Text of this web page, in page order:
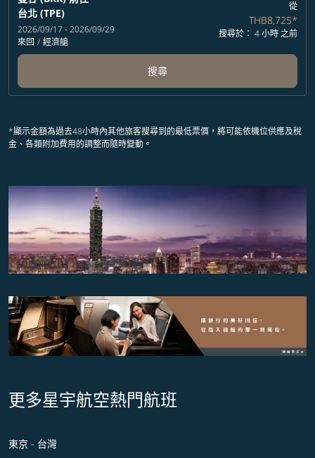
台北 (TPE)
2026/09/17 - 2026/09/29
來回 / 經濟艙
從
THB8,725*
搜尋於： 4 小時 之前
搜尋
*顯示金額為過去48小時內其他旅客搜尋到的最低票價，將可能依機位供應及稅
金、各類附加費用的調整而隨時變動。
更多星宇航空熱門航班
東京 - 台灣